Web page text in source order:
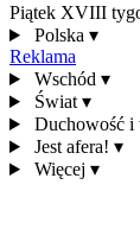
Piątek XVIII
Polska ▾
Reklama
Wschód ▾
Świat ▾
Duchowość i
Jest afera! ▾
Więcej ▾